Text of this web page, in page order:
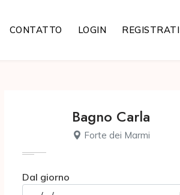
CONTATTO LOGIN REGISTRATI
Bagno Carla
Forte dei Marmi
Dal giorno